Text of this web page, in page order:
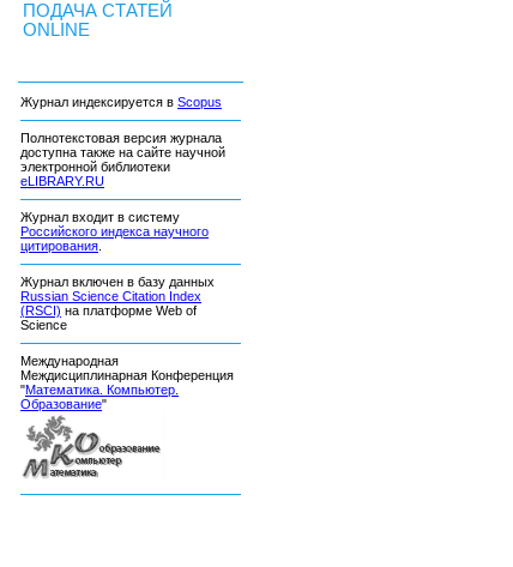
ПОДАЧА СТАТЕЙ
ONLINE
Журнал индексируется в Scopus
Полнотекстовая версия журнала
доступна также на сайте научной
электронной библиотеки
eLIBRARY.RU
Журнал входит в систему
Российского индекса научного
цитирования
Журнал включен в базу данных
Russian Science Citation Index
(RSCI) на платформе Web of
Science
Международная
Междисциплинарная Конференция
"Математика. Компьютер.
Образование"